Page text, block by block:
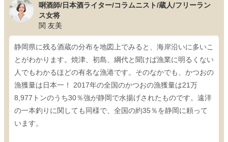
唎酒師/日本酒ライター/コラムニスト/蔵人/フリーラン
ス女将
関 友美
静岡県に残る酒蔵の分布を地図上でみると、海岸沿いに多いこ
とがわかります。焼津、初島、綱代と聞けば漁業に明るくない
人でもわかるほどの有名な漁港です。そのなかでも、かつおの
漁獲量は日本一！ 2017年の全国のかつおの漁獲量は21万
8,977トンのうち30％強が静岡で水揚げされたものです。遠洋
の一本釣りに関しても同様で、全国の約35％を静岡に頼って
います。